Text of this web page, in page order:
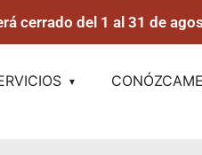
cerrado del 1 al 31 de